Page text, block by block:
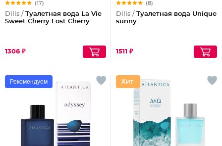
(17)
Dilis / Туалетная вода La Vie
Sweet Cherry Lost Cherry
1306 ₽
(8)
Dilis / Туалетная вода Unique
sunny
1511 ₽
Рекомендуем